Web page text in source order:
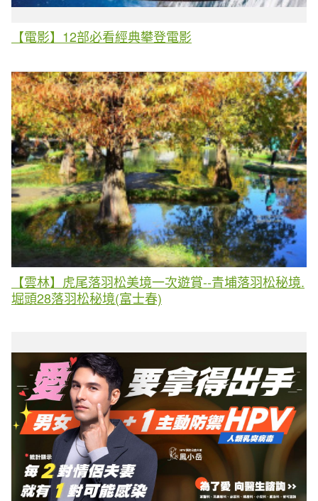
【電影】12部必看經典攀登電影
【雲林】虎尾落羽松美境一次遊賞--青埔落羽松秘境.
堀頭28落羽松秘境(富士春)